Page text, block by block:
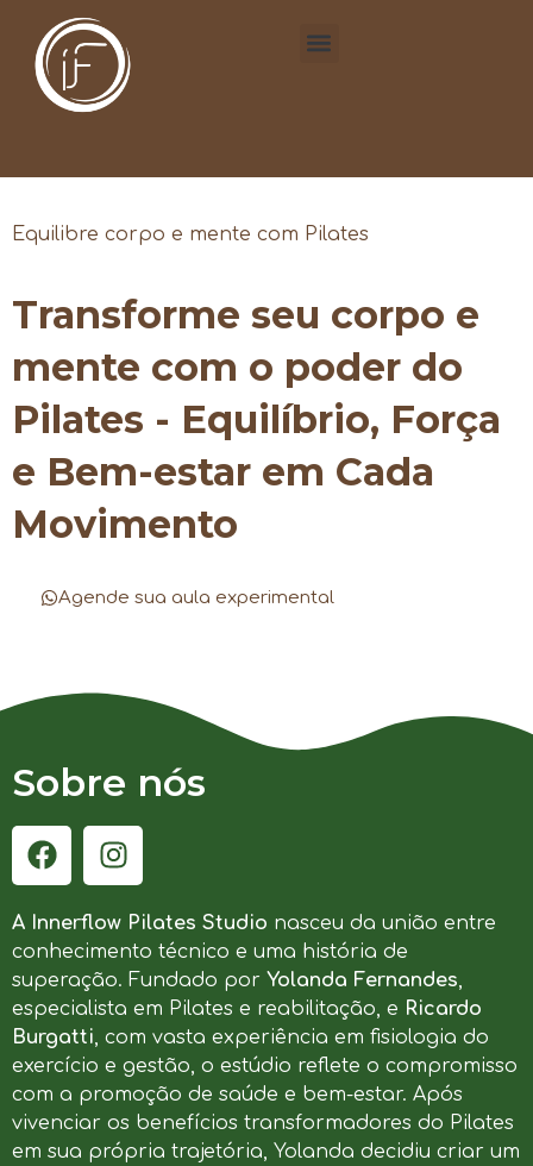
Equilibre corpo e mente com Pilates
Transforme seu corpo e
mente com o poder do
Pilates - Equilíbrio, Força
e Bem-estar em Cada
Movimento
Agende sua aula experimental
Sobre nós
A Innerflow Pilates Studio nasceu da união entre
conhecimento técnico e uma história de
superação. Fundado por Yolanda Fernandes,
especialista em Pilates e reabilitação, e Ricardo
Burgatti, com vasta experiência em fisiologia do
exercício e gestão, o estúdio reflete o compromisso
com a promoção de saúde e bem-estar. Após
vivenciar os benefícios transformadores do Pilates
em sua própria trajetória, Yolanda decidiu criar um